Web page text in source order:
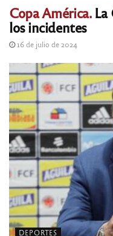
Copa América.La
los incidentes
16 de julio de 2024
DEPORTES